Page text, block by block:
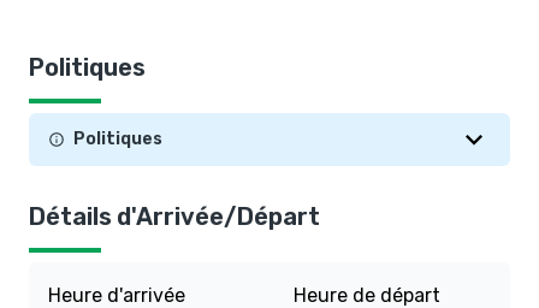
Politiques
Politiques
Détails d'Arrivée/Départ
Heure d'arrivée
Heure de départ